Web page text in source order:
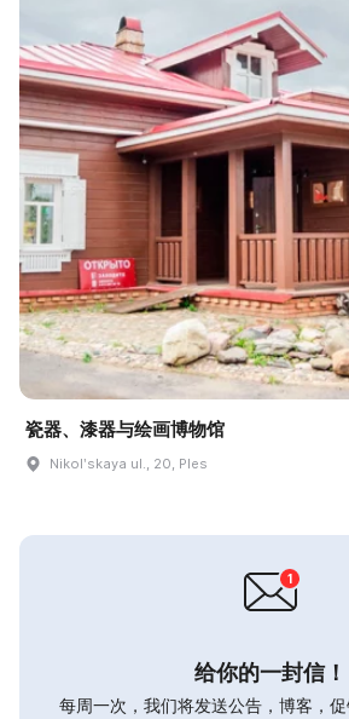
瓷器、漆器与绘画博物馆
Nikolʹskaya ul., 20, Ples
给你的一封信！
每周一次，我们将发送公告，博客，促